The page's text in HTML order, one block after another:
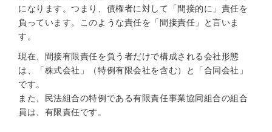
になります。つまり、債権者に対して「間接的に」責任を
負っています。このような責任を「間接責任」と言いま
す。
現在、間接有限責任を負う者だけで構成される会社形態
は、「株式会社」（特例有限会社を含む）と「合同会社」
です。
また、民法組合の特例である有限責任事業協同組合の組合
員は、有限責任です。